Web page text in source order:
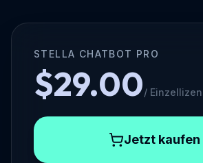
STELLA CHATBOT PRO
$29.00/
Jetzt kaufen